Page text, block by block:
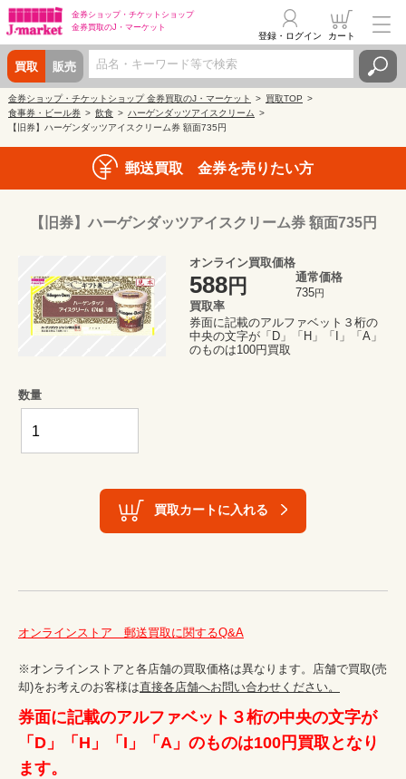
金券ショップ・ チケットショップ
金券買取のJ・マーケット
買取 販売
登録・ログイン カート
金券ショップ・チケットショップ 金券買取のJ・マーケット
買取TOP
食事券・ビール券
飲食
ハーゲンダッツアイスクリーム
【旧券】ハーゲンダッツアイスクリーム券 額面735円
郵送買取 金券を売りたい方
【旧券】ハーゲンダッツアイスクリーム券 額面735円
オンライン買取価格
588円
通常価格
735円
買取率
券面に記載のアルファベット３桁の
中央の文字が「D」「H」「I」「A」
のものは100円買取
数量
買取カートに入れる
オンラインストア　郵送買取に関するQ&A
※オンラインストアと各店舗の買取価格は異なります。店舗で買取(売
却)をお考えのお客様は直接各店舗へお問い合わせください。
券面に記載のアルファベット３桁の中央の文字が
「D」「H」「I」「A」のものは100円買取となり
ます。